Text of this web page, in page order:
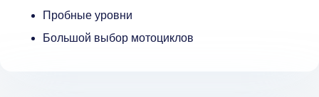
Пробные уровни
Большой выбор мотоциклов